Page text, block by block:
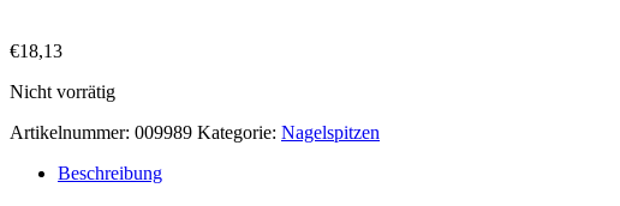
€18,13
Nicht vorrätig
Artikelnummer: 009989 Kategorie: Nagelspitzen
Beschreibung